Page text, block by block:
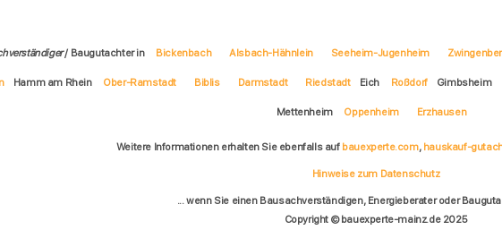
/ Baugutachter in Bickenbach Alsbach-Hähnlein Seeheim-Jugenheim
Hamm am Rhein Ober-Ramstadt Biblis Darmstadt Riedstadt Eich Roßdorf Gimbsheim
Mettenheim Oppenheim Erzhausen
Weitere Informationen erhalten Sie ebenfalls auf bauexperte.com, hauskauf-
Hinweise zum Datenschutz
... wenn Sie einen Bausachverständigen, Energieberater oder
Copyright © bauexperte-mainz.de 2025